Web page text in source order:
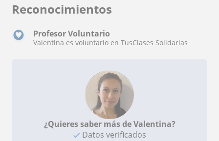
Reconocimientos
Profesor Voluntario
Valentina es voluntario en TusClases Solidarias
¿Quieres saber más de Valentina?
Datos verificados